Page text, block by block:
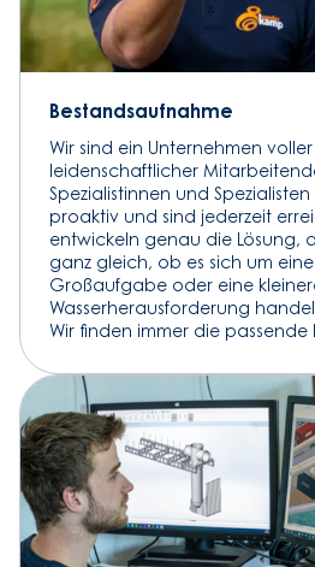
Bestandsaufnahme
Wir sind ein Unternehmen
leidenschaftlicher
Spezialistinnen und
proaktiv und sind jederzeit
entwickeln genau die Lösung,
ganz gleich, ob es sich um
Großaufgabe oder eine
Wasserherausforderung
Wir finden immer die passende